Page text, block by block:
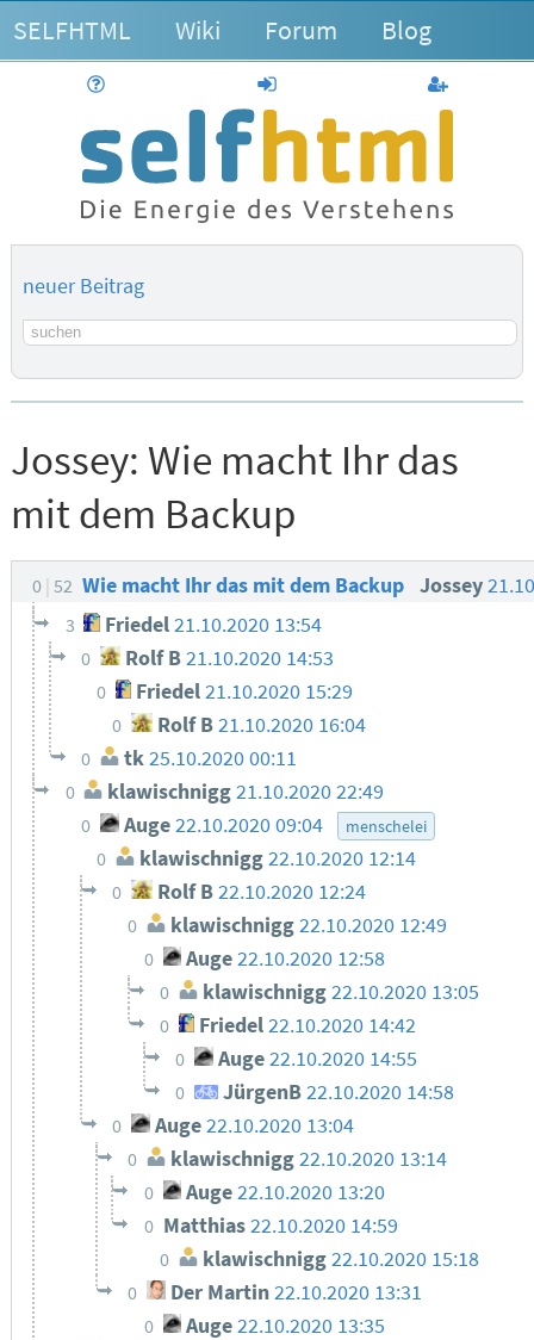
SELFHTML Wiki Forum Blog
anmelden
neuer Beitrag
Suchbegriff
Jossey: Wie macht Ihr das
mit dem Backup
0 52 Wie macht Ihr das mit dem Backup Jossey
3 Friedel21.10.2020 13:54
0 Rolf B21.10.2020 14:53
0 Friedel21.10.2020 15:29
0 Rolf B21.10.2020 16:04
0 tk 25.10.2020 00:11
0 klawischnigg21.10.2020 22:49
0 Auge 22.10.2020 09:04 menschelei
0 klawischnigg22.10.2020 12:14
0 Rolf B22.10.2020 12:24
0 klawischnigg22.10.2020 12:49
0 Auge22.10.2020 12:58
0 klawischnigg 22.10.2020 13:05
0 Friedel22.10.2020 14:42
0 Auge22.10.2020 14:55
0 JürgenB22.10.2020 14:58
0 Auge22.10.2020 13:04
0 klawischnigg22.10.2020 13:14
0 Auge22.10.2020 13:20
0 Matthias22.10.2020 14:59
0 klawischnigg 22.10.2020 15:18
0 Der Martin22.10.2020 13:31
0 Auge22.10.2020 13:35